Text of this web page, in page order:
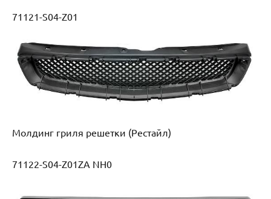
71121-S04-Z01
Молдинг гриля решетки (Рестайл)
71122-S04-Z01ZA NH0